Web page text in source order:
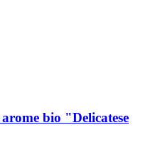
arome bio "Delicatese